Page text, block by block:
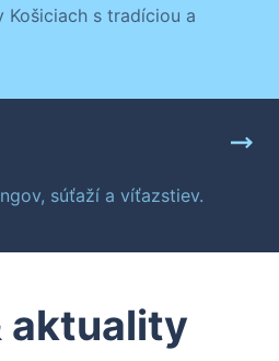
Košiciach s tradíciou a
súťaží a víťazstiev.
aktuality